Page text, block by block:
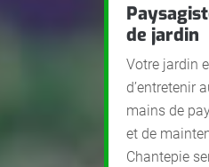
de jardin
Votre jardin
d’entretenir
mains de
et de
Chantepie